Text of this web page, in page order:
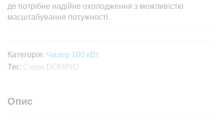
де потрібне надійне охолодження з можливістю
масштабування потужності.
Категорія: Чилер 100 кВт
Тег: Серія DOMINO
Опис